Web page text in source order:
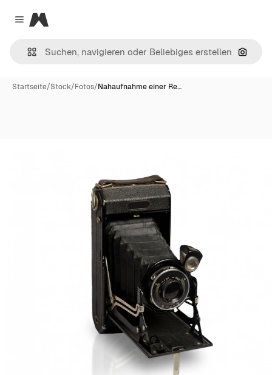
Close menu
Magnific
Nach
Startseite/Stock/Fotos/Nahaufnahme einer Re…